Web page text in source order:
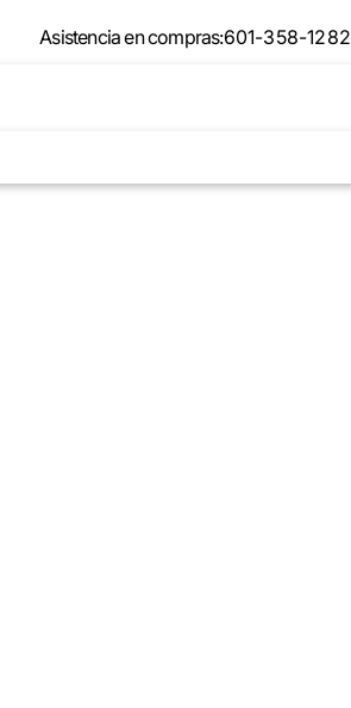
Asistencia en compras:601-358-1282